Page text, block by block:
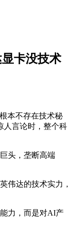
显卡没技术
本不存在技术秘
人言论时，整个科
头，垄断高端
伟达的技术实力，
力，而是对AI产